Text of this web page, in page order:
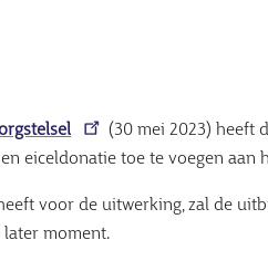
(30 mei 2023) heeft
eiceldonatie toe te voegen aan
voor de uitwerking, zal de
later moment.